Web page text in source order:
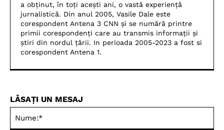
a obținut, în toți acești ani, o vastă experiență
jurnalistică. Din anul 2005, Vasile Dale este
corespondent Antena 3 CNN și se numără printre
primii corespondenți care au transmis informații și
știri din nordul țării. In perioada 2005-2023 a fost si
corespondent Antena 1.
LĂSAȚI UN MESAJ